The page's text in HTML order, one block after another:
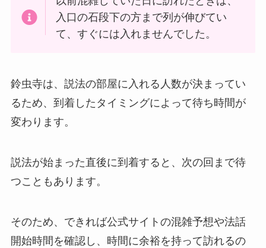
入口の石段下の方まで列が伸びてい
て、すぐには入れませんでした。
鈴虫寺は、説法の部屋に入れる人数が決まってい
るため、到着したタイミングによって待ち時間が
変わります。
説法が始まった直後に到着すると、次の回まで待
つこともあります。
そのため、できれば公式サイトの混雑予想や法話
開始時間を確認し、時間に余裕を持って訪れるの